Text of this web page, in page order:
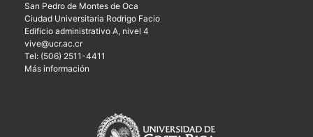
San Pedro de Montes de Oca
Ciudad Universitaria Rodrigo Facio
Edificio administrativo A, nivel 4
vive@ucr.ac.cr
Tel: (506) 2511-4411
Más información